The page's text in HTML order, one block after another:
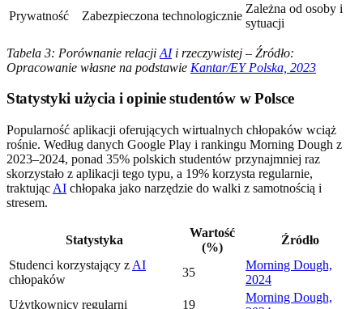
Prywatność
Zabezpieczona technologicznie
Zależna od osoby i
sytuacji
Tabela 3: Porównanie relacji AIi rzeczywistej – Źródło:
Opracowanie własne na podstawie Kantar/EY Polska, 2023
Statystyki użycia i opinie studentów w Polsce
Popularność aplikacji oferujących wirtualnych chłopaków wciąż
rośnie. Według danych Google Play i rankingu Morning Dough z
2023–2024, ponad 35% polskich studentów przynajmniej raz
skorzystało z aplikacji tego typu, a 19% korzysta regularnie,
traktując AI chłopaka jako narzędzie do walki z samotnością i
stresem.
Statystyka
Wartość
(%)
Źródło
Studenci korzystający z AI
chłopaków
35
Morning Dough,
2024
Użytkownicy regularni
19
Morning Dough,